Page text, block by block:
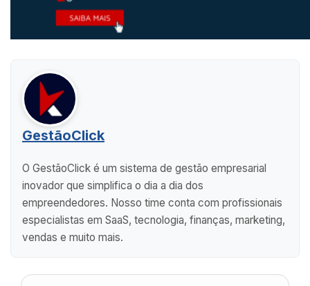
GestãoClick
O GestãoClick é um sistema de gestão empresarial
inovador que simplifica o dia a dia dos
empreendedores. Nosso time conta com profissionais
especialistas em SaaS, tecnologia, finanças, marketing,
vendas e muito mais.